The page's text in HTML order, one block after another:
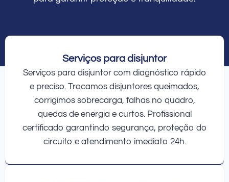
Serviços para disjuntor
Serviços para disjuntor com diagnóstico rápido
e preciso. Trocamos disjuntores queimados,
corrigimos sobrecarga, falhas no quadro,
quedas de energia e curtos. Profissional
certificado garantindo segurança, proteção do
circuito e atendimento imediato 24h.